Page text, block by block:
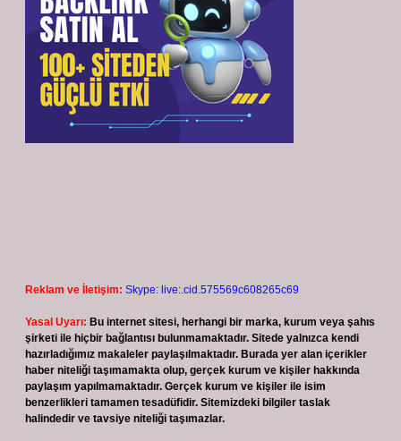
Reklam ve İletişim: Skype: live:.cid.575569c608265c69
Yasal Uyarı: Bu internet sitesi, herhangi bir marka, kurum veya şahıs
şirketi ile hiçbir bağlantısı bulunmamaktadır. Sitede yalnızca kendi
hazırladığımız makaleler paylaşılmaktadır. Burada yer alan içerikler
haber niteliği taşımamakta olup, gerçek kurum ve kişiler hakkında
paylaşım yapılmamaktadır. Gerçek kurum ve kişiler ile isim
benzerlikleri tamamen tesadüfidir. Sitemizdeki bilgiler taslak
halindedir ve tavsiye niteliği taşımazlar.